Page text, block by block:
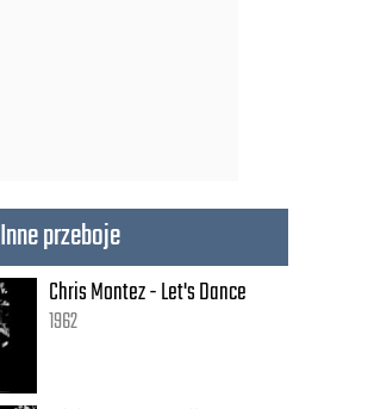
Inne przeboje
Chris Montez - Let's Dance
1962